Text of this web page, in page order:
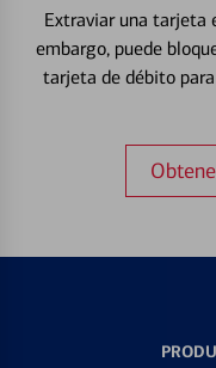
Extraviar una tarjeta
embargo, puede
tarjeta de débito